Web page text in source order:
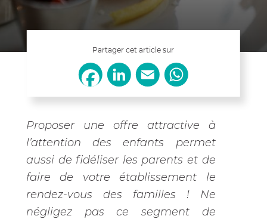
Partager cet article sur
FacebookLinkedInEmail
Proposer une offre attractive à
l’attention des enfants permet
aussi de fidéliser les parents et de
faire de votre établissement le
rendez-vous des familles ! Ne
négligez pas ce segment de